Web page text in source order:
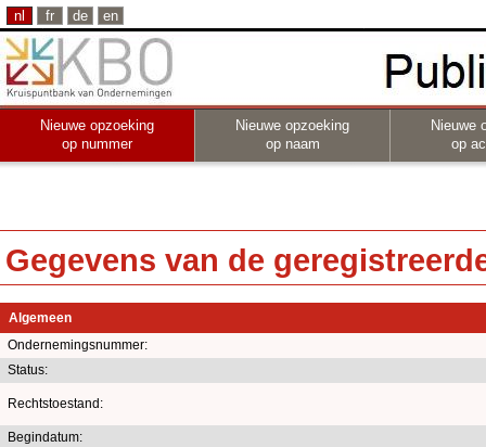
nl fr de en
Nieuwe opzoeking
op nummer
Nieuwe opzoeking
op naam
Nieuwe
op
Gegevens van de
Algemeen
Ondernemingsnummer:
Status:
Rechtstoestand:
Begindatum: